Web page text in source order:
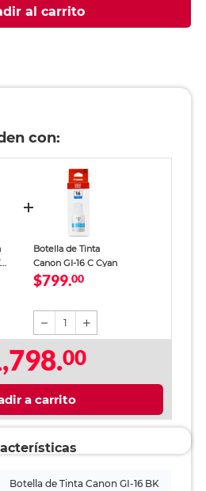
al carrito
con:
Botella de Tinta
Canon GI-16 C Cyan
$799.00
1
00
a carrito
Botella de Tinta Canon GI-16 BK